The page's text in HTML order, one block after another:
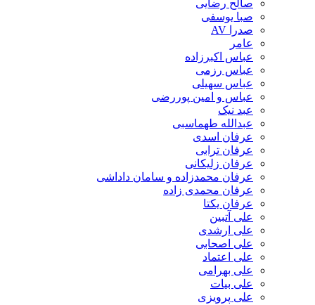
صالح رضایی
صبا یوسفی
صدرا AV
عامر
عباس اکبرزاده
عباس رزمی
عباس سهیلی
عباس و امین پوررضی
عبد نیک
عبدالله طهماسبی‎
عرفان اسدی
عرفان ترابی
عرفان زلیکانی
عرفان محمدزاده و سامان داداشی
عرفان محمدی زاده
عرفان یکتا
علی آتبین
علی ارشدی
علی اصحابی
علی اعتماد
علی بهرامی
علی بیات
علی پرویزی